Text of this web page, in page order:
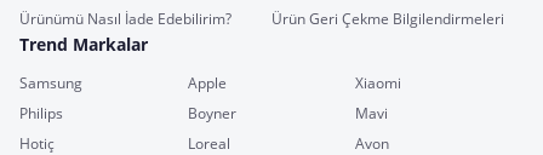
Ürünümü Nasıl İade Edebilirim?
Ürün Geri Çekme Bilgilendirmeleri
Trend Markalar
Samsung Apple
Xiaomi
Philips
Boyner
Mavi
Hotiç
Loreal
Avon